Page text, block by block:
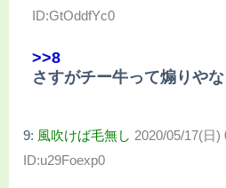
ID:GtOddfYc0
>>8
さすがチー牛って煽りやな
9: 風吹けば毛無し 2020/05/17(日)
ID:u29Foexp0